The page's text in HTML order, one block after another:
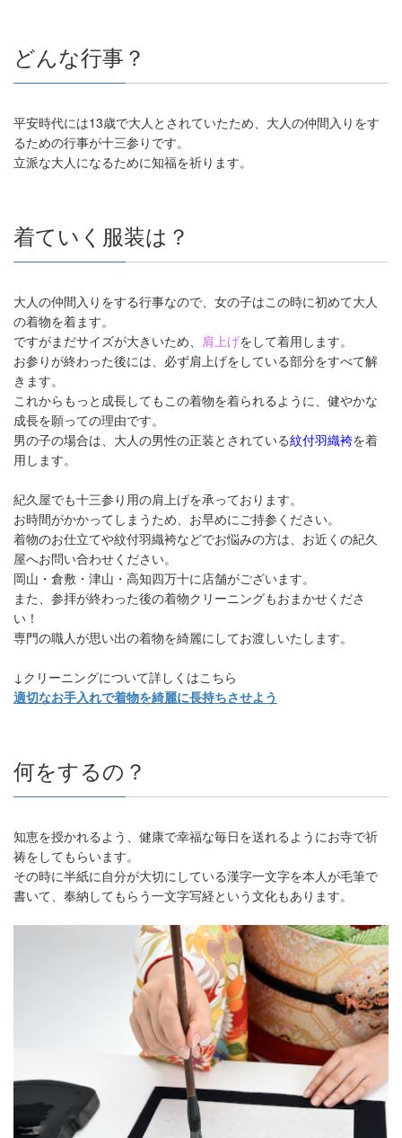
どんな行事？
平安時代には13歳で大人とされていたため、大人の仲間入りをす
るための行事が十三参りです。
立派な大人になるために知福を祈ります。
着ていく服装は？
大人の仲間入りをする行事なので、女の子はこの時に初めて大人
の着物を着ます。
ですがまだサイズが大きいため、 肩上げをして着用します。
お参りが終わった後には、必ず肩上げをしている部分をすべて解
きます。
これからもっと成長してもこの着物を着られるように、健やかな
成長を願っての理由です。
男の子の場合は、大人の男性の正装とされている紋付羽織袴を着
用します。
紀久屋でも十三参り用の肩上げを承っております。
お時間がかかってしまうため、お早めにご持参ください。
着物のお仕立てや紋付羽織袴などでお悩みの方は、お近くの紀久
屋へお問い合わせください。
岡山・倉敷・津山・高知四万十に店舗がございます。
また、参拝が終わった後の着物クリーニングもおまかせくださ
い！
専門の職人が思い出の着物を綺麗にしてお渡しいたします。
↓クリーニングについて詳しくはこちら
適切なお手入れで着物を綺麗に長持ちさせよう
何をするの？
知恵を授かれるよう、健康で幸福な毎日を送れるようにお寺で祈
祷をしてもらいます。
その時に半紙に自分が大切にしている漢字一文字を本人が毛筆で
書いて、奉納してもらう一文字写経という文化もあります。